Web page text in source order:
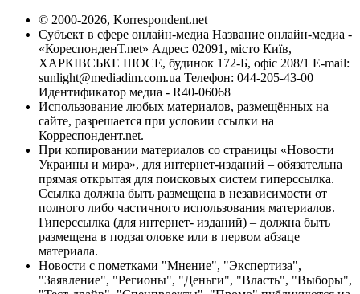
© 2000-2026, Korrespondent.net
Субъект в сфере онлайн-медиа Название онлайн-медиа -
«КореспонденТ.net» Адрес: 02091, місто Київ,
ХАРКІВСЬКЕ ШОСЕ, будинок 172-Б, офіс 208/1 E-mail:
sunlight@mediadim.com.ua Телефон: 044-205-43-00
Идентификатор медиа - R40-06068
Использование любых материалов, размещённых на
сайте, разрешается при условии ссылки на
Корреспондент.net.
При копировании материалов со страницы «Новости
Украины и мира», для интернет-изданий – обязательна
прямая открытая для поисковых систем гиперссылка.
Ссылка должна быть размещена в независимости от
полного либо частичного использования материалов.
Гиперссылка (для интернет- изданий) – должна быть
размещена в подзаголовке или в первом абзаце
материала.
Новости с пометками "Мнение", "Экспертиза",
"Заявление", "Регионы", "Деньги", "Власть", "Выборы",